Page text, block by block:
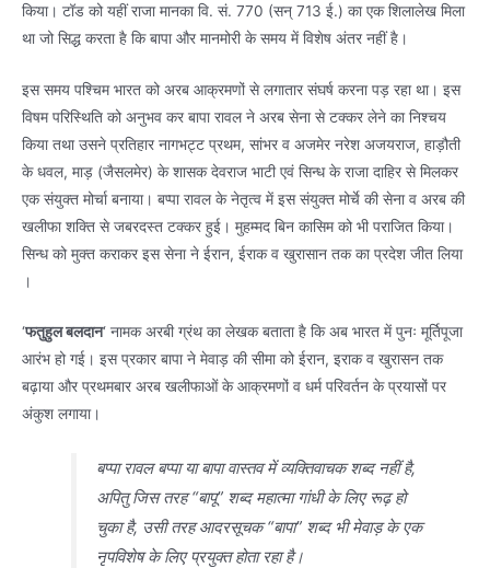
किया। टॉड को यहीं राजा मानका वि. सं. 770 (सन् 713 ई.) का एक शिलालेख मिला
था जो सिद्ध करता है कि बापा और मानमोरी के समय में विशेष अंतर नहीं है।
इस समय पश्चिम भारत को अरब आक्रमणों से लगातार संघर्ष करना पड़ रहा था। इस
विषम परिस्थिति को अनुभव कर बापा रावल ने अरब सेना से टक्कर लेने का निश्चय
किया तथा उसने प्रतिहार नागभट्ट प्रथम, सांभर व अजमेर नरेश अजयराज, हाड़ौती
के धवल, माड़ (जैसलमेर) के शासक देवराज भाटी एवं सिन्ध के राजा दाहिर से मिलकर
एक संयुक्त मोर्चा बनाया। बप्पा रावल के नेतृत्व में इस संयुक्त मोर्चे की सेना व अरब की
खलीफा शक्ति से जबरदस्त टक्कर हुई। मुहम्मद बिन कासिम को भी पराजित किया।
सिन्ध को मुक्त कराकर इस सेना ने ईरान, ईराक व खुरासान तक का प्रदेश जीत लिया
।
‘फतुहुल बलदान‘ नामक अरबी ग्रंथ का लेखक बताता है कि अब भारत में पुनः मूर्तिपूजा
आरंभ हो गई। इस प्रकार बापा ने मेवाड़ की सीमा को ईरान, इराक व खुरासन तक
बढ़ाया और प्रथमबार अरब खलीफाओं के आक्रमणों व धर्म परिवर्तन के प्रयासों पर
अंकुश लगाया।
बप्पा रावल बप्पा या बापा वास्तव में व्यक्तिवाचक शब्द नहीं है,
अपितु जिस तरह “बापू” शब्द महात्मा गांधी के लिए रूढ़ हो
चुका है, उसी तरह आदरसूचक “बापा” शब्द भी मेवाड़ के एक
नृपविशेष के लिए प्रयुक्त होता रहा है।